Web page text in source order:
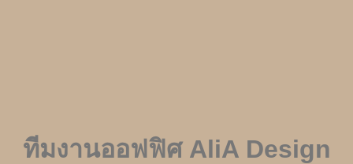
ทีมงานออฟฟิศ AliA Design